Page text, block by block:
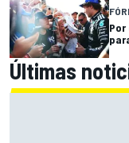
Últimas